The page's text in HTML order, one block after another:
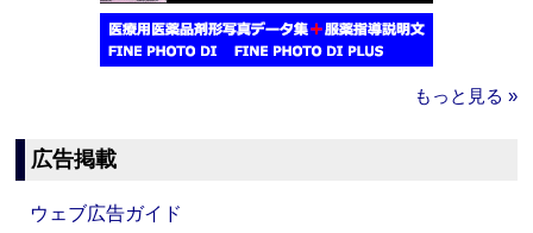
もっと見る »
広告掲載
ウェブ広告ガイド